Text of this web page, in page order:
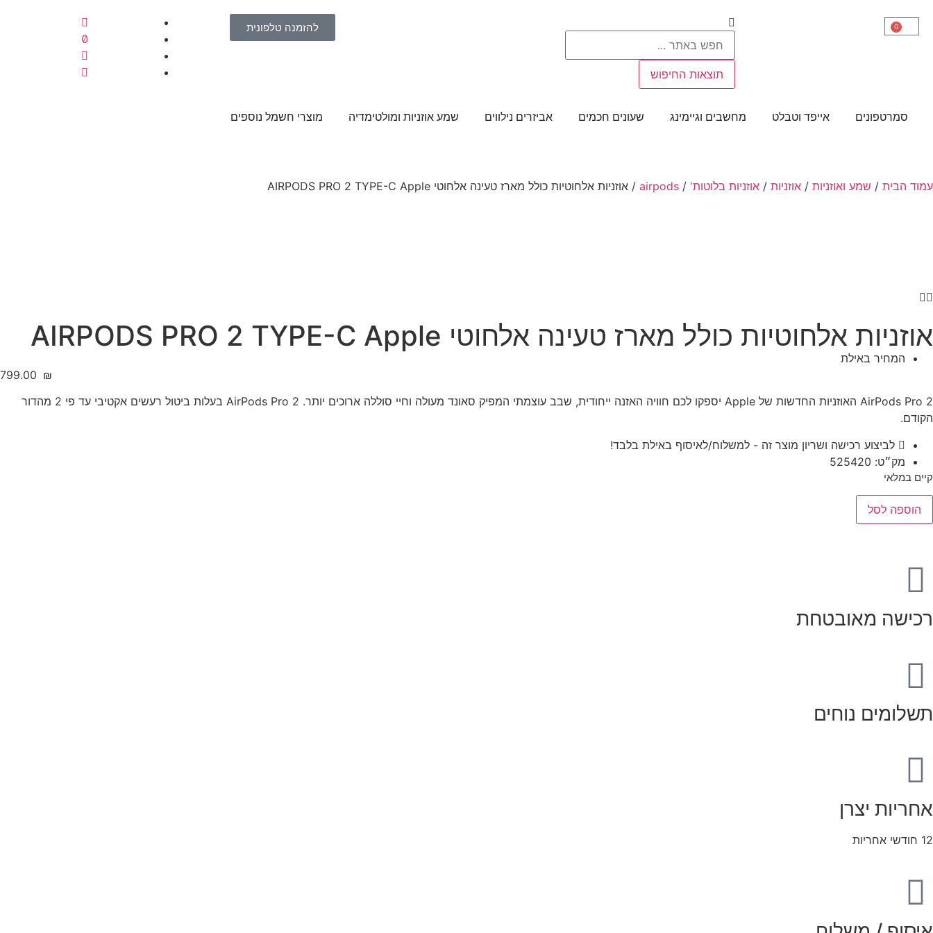
0
תוצאות החיפוש
להזמנה טלפונית
סמרטפונים אייפד וטבלט מחשבים וגיימינג שעונים חכמים אביזרים נילווים שמע אוזניות ומולטימדיה מוצרי חשמל נוספים
עמוד הבית / שמע ואוזניות / אוזניות / אוזניות בלוטות' /
airpods / אוזניות אלחוטיות כולל מארז טעינה אלחוטי AIRPODS PRO 2 TYPE-C Apple
אוזניות אלחוטיות כולל מארז טעינה אלחוטי AIRPODS PRO 2 TYPE-C Apple
המחיר באילת
‎799.00 ₪
AirPods Pro 2 האוזניות החדשות של Apple יספקו לכם חוויה האזנה ייחודית, שבב עוצמתי המפיק סאונד מעולה וחיי סוללה ארוכים יותר. AirPods Pro 2 בעלות ביטול רעשים אקטיבי עד פי 2 מהדור
הקודם.
לביצוע רכישה ושריון מוצר זה - למשלוח/לאיסוף באילת בלבד!
מק״ט: 525420
קיים במלאי
הוספה לסל
רכישה מאובטחת
תשלומים נוחים
אחריות יצרן
12 חודשי אחריות